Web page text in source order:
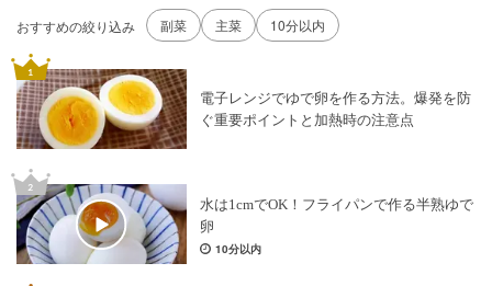
おすすめの絞り込み 副菜 主菜 10分以内
電子レンジでゆで卵を作る方法。爆発を防
ぐ重要ポイントと加熱時の注意点
水は1cmでOK！フライパンで作る半熟ゆで
卵
10分以内